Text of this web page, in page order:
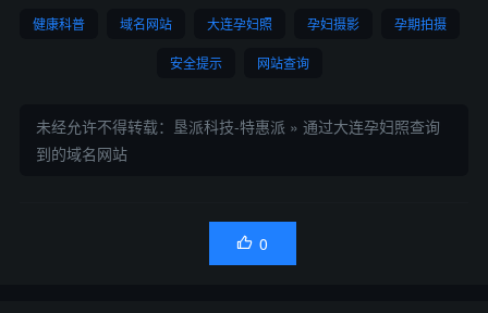
健康科普 域名网站 大连孕妇照 孕妇摄影 孕期拍摄
安全提示 网站查询
未经允许不得转载： 垦派科技-特惠派 » 通过大连孕妇照查询
到的域名网站
 0